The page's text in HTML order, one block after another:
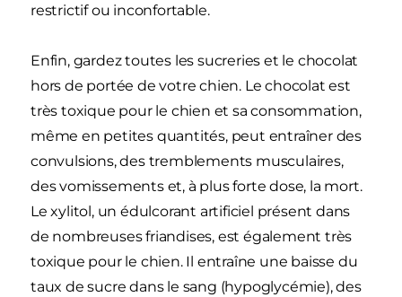
restrictif ou inconfortable.
Enfin, gardez toutes les sucreries et le chocolat
hors de portée de votre chien. Le chocolat est
très toxique pour le chien et sa consommation,
même en petites quantités, peut entraîner des
convulsions, des tremblements musculaires,
des vomissements et, à plus forte dose, la mort.
Le xylitol, un édulcorant artificiel présent dans
de nombreuses friandises, est également très
toxique pour le chien. Il entraîne une baisse du
taux de sucre dans le sang (hypoglycémie), des